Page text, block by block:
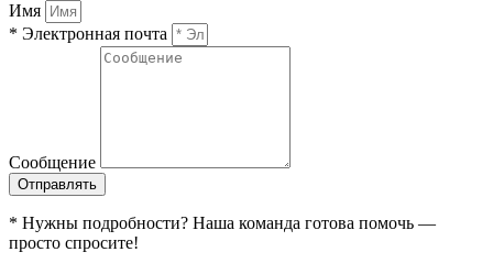
Имя
* Электронная почта
Сообщение
Отправлять
* Нужны подробности? Наша команда готова помочь —
просто спросите!